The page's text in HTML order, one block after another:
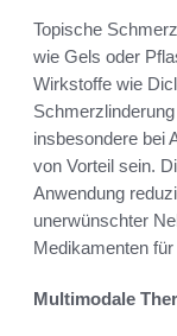
Topische
wie Gels oder
Wirkstoffe wie
insbesondere bei
von Vorteil sein.
Anwendung
unerwünschter
Medikamenten
Multimodale